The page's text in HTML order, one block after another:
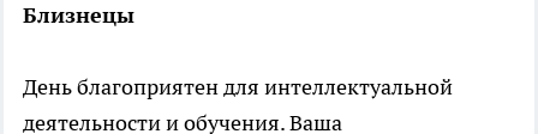
Близнецы
День благоприятен для интеллектуальной
деятельности и обучения. Ваша